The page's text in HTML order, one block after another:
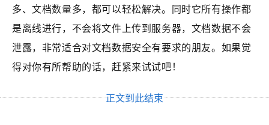
多、文档数量多，都可以轻松解决。同时它所有操作都
是离线进行，不会将文件上传到服务器，文档数据不会
泄露，非常适合对文档数据安全有要求的朋友。如果觉
得对你有所帮助的话，赶紧来试试吧！
正文到此结束